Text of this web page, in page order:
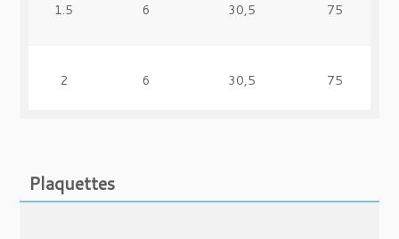
1.5 6 30,5 75
2 6 30,5 75
Plaquettes